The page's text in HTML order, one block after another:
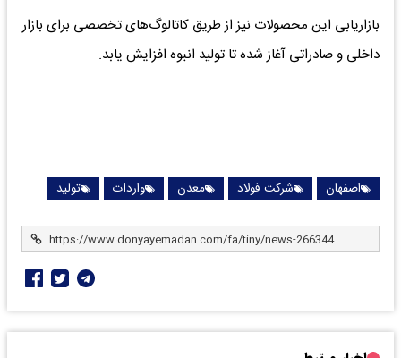
بازاریابی این محصولات نیز از طریق کاتالوگ‌های تخصصی برای بازار
داخلی و صادراتی آغاز شده تا تولید انبوه افزایش یابد.
اصفهان شرکت فولاد معدن واردات تولید